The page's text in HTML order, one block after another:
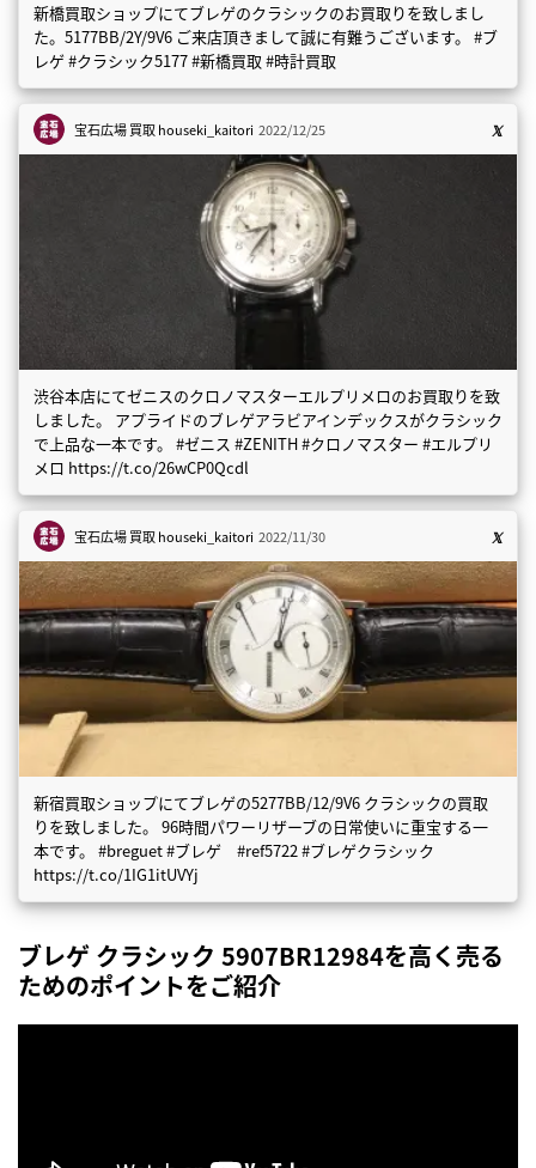
新橋買取ショップにてブレゲのクラシックのお買取りを致しまし
た。5177BB/2Y/9V6 ご来店頂きまして誠に有難うございます。 #ブ
レゲ #クラシック5177 #新橋買取 #時計買取
宝石広場 買取houseki_kaitori 2022/12/25
渋谷本店にてゼニスのクロノマスターエルプリメロのお買取りを致
しました。 アプライドのブレゲアラビアインデックスがクラシック
で上品な一本です。 #ゼニス #ZENITH #クロノマスター #エルプリ
メロ https://t.co/26wCP0Qcdl
宝石広場 買取houseki_kaitori 2022/11/30
新宿買取ショップにてブレゲの5277BB/12/9V6 クラシックの買取
りを致しました。 96時間パワーリザーブの日常使いに重宝する一
本です。 #breguet #ブレゲ #ref5722 #ブレゲクラシック
https://t.co/1IG1itUVYj
ブレゲ クラシック 5907BR12984を高く売る
ためのポイントをご紹介